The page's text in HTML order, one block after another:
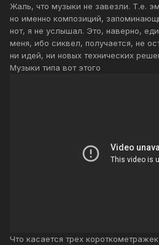
Жаль, что музыки не завезли. Т.е.
но именно композиций,
нот, я не услышал. Это, наверно,
меня, ибо сиквел, получается, не
ни идей, ни новых технических
Музыки типа вот этого
Что касается трех